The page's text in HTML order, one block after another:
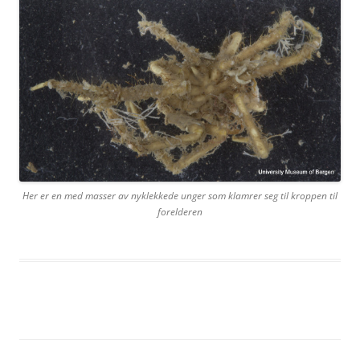
Her er en med masser av nyklekkede unger som klamrer seg til kroppen til
forelderen